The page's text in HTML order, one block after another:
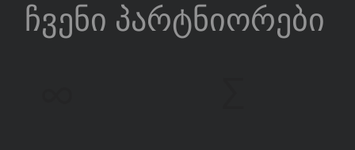
ჩვენი პარტნიორები